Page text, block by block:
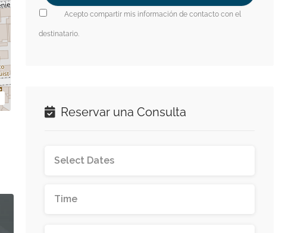
Acepto compartir mis información de contacto con el
destinatario.
Reservar una Consulta